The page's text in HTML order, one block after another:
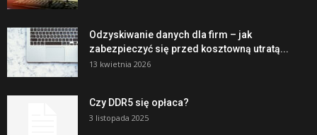
Odzyskiwanie danych dla firm – jak
zabezpieczyć się przed kosztowną utratą...
13 kwietnia 2026
Czy DDR5 się opłaca?
3 listopada 2025